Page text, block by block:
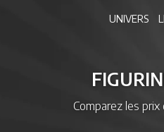
UNIVERS
Comparez les prix